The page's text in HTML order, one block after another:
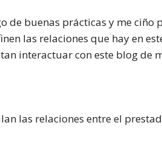
de buenas prácticas y me ciño
las relaciones que hay en
interactuar con este blog de
las relaciones entre el